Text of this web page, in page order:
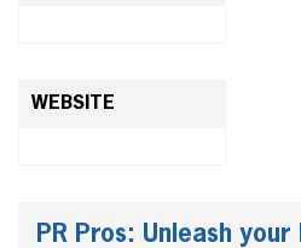
WEBSITE
PR Pros: Unleash your